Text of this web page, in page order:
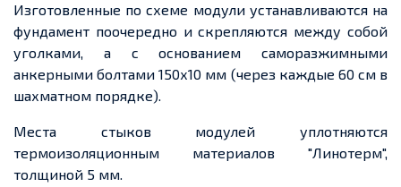
Изготовленные по схеме модули устанавливаются на
фундамент поочередно и скрепляются между собой
уголками, а с основанием саморазжимными
анкерными болтами 150х10 мм (через каждые 60 см в
шахматном порядке).
Места стыков модулей уплотняются
термоизоляционным материалов "Линотерм",
толщиной 5 мм.